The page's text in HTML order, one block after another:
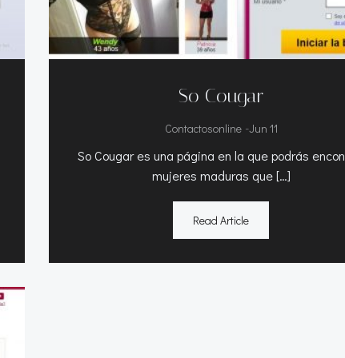
So Cougar
Contactosonline -Jun 11
So Cougar es una página en la que podrás
mujeres maduras que […]
Read Article